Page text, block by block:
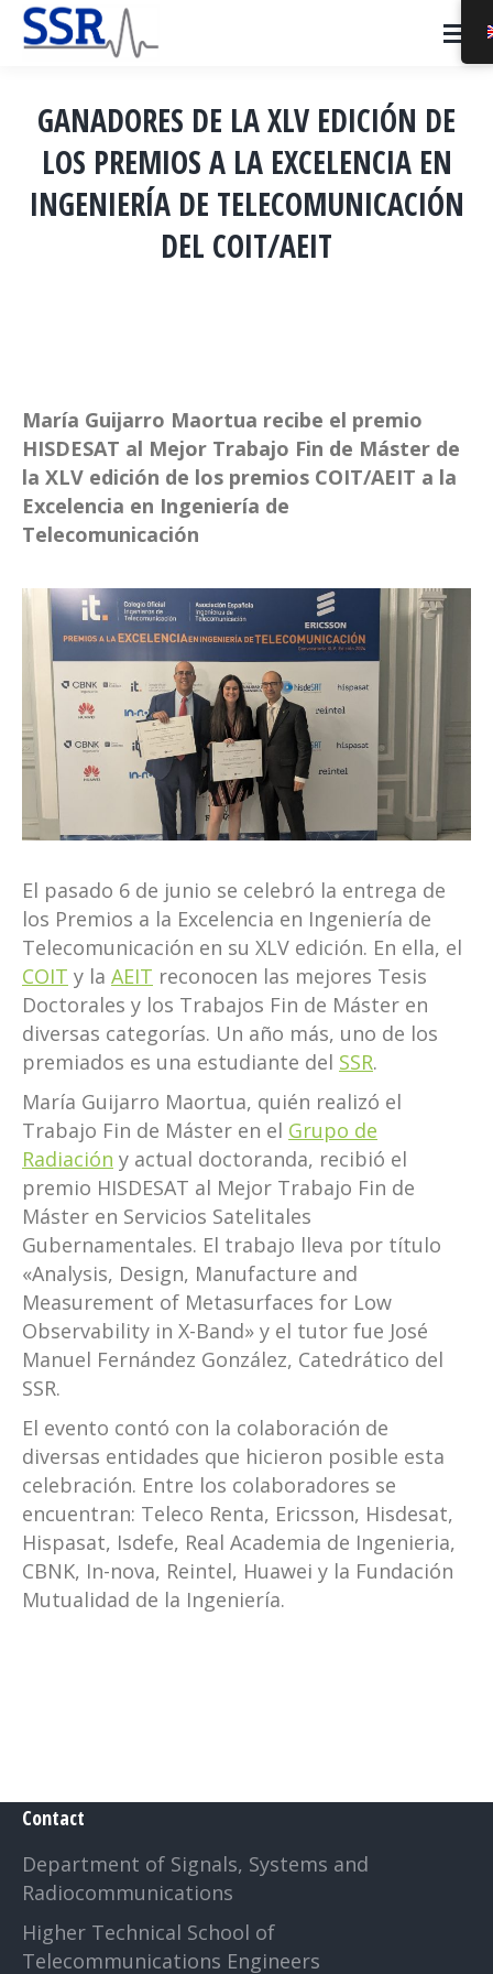
GANADORES DE LA XLV EDICIÓN DE
LOS PREMIOS A LA EXCELENCIA EN
INGENIERÍA DE TELECOMUNICACIÓN
DEL COIT/AEIT
María Guijarro Maortua recibe el premio
HISDESAT al Mejor Trabajo Fin de Máster de
la XLV edición de los premios COIT/AEIT a la
Excelencia en Ingeniería de
Telecomunicación
El pasado 6 de junio se celebró la entrega de
los Premios a la Excelencia en Ingeniería de
Telecomunicación en su XLV edición. En ella, el
COIT y la AEIT reconocen las mejores Tesis
Doctorales y los Trabajos Fin de Máster en
diversas categorías. Un año más, uno de los
premiados es una estudiante del SSR.
María Guijarro Maortua, quién realizó el
Trabajo Fin de Máster en el Grupo de
Radiación y actual doctoranda, recibió el
premio HISDESAT al Mejor Trabajo Fin de
Máster en Servicios Satelitales
Gubernamentales. El trabajo lleva por título
«Analysis, Design, Manufacture and
Measurement of Metasurfaces for Low
Observability in X-Band» y el tutor fue José
Manuel Fernández González, Catedrático del
SSR.
El evento contó con la colaboración de
diversas entidades que hicieron posible esta
celebración. Entre los colaboradores se
encuentran: Teleco Renta, Ericsson, Hisdesat,
Hispasat, Isdefe, Real Academia de Ingenieria,
CBNK, In-nova, Reintel, Huawei y la Fundación
Mutualidad de la Ingeniería.
Contact
Department of Signals, Systems and
Radiocommunications
Higher Technical School of
Telecommunications Engineers